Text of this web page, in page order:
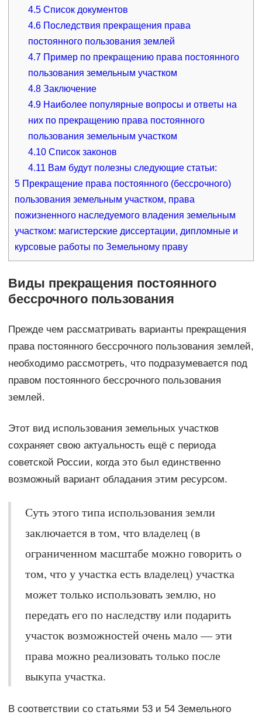
4.5 Список документов
4.6 Последствия прекращения права
постоянного пользования землей
4.7 Пример по прекращению права постоянного
пользования земельным участком
4.8 Заключение
4.9 Наиболее популярные вопросы и ответы на
них по прекращению права постоянного
пользования земельным участком
4.10 Список законов
4.11 Вам будут полезны следующие статьи:
5Прекращение права постоянного (бессрочного)
пользования земельным участком, права
пожизненного наследуемого владения земельным
участком: магистерские диссертации, дипломные и
курсовые работы по Земельному праву
Виды прекращения постоянного
бессрочного пользования
Прежде чем рассматривать варианты прекращения
права постоянного бессрочного пользования землей,
необходимо рассмотреть, что подразумевается под
правом постоянного бессрочного пользования
землей.
Этот вид использования земельных участков
сохраняет свою актуальность ещё с периода
советской России, когда это был единственно
возможный вариант обладания этим ресурсом.
Суть этого типа использования земли
заключается в том, что владелец (в
ограниченном масштабе можно говорить о
том, что у участка есть владелец) участка
может только использовать землю, но
передать его по наследству или подарить
участок возможностей очень мало — эти
права можно реализовать только после
выкупа участка.
В соответствии со статьями 53 и 54 Земельного